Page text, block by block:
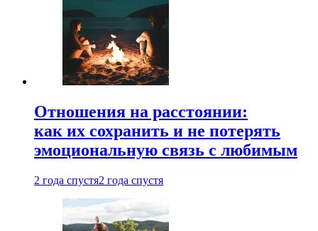
Отношения на расстоянии:
как их сохранить и не потерять
эмоциональную связь с любимым
2 года спустя2 года спустя